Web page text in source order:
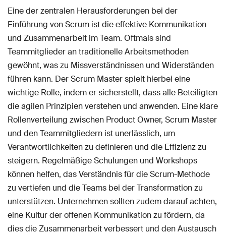
Eine der zentralen Herausforderungen bei der
Einführung von Scrum ist die effektive Kommunikation
und Zusammenarbeit im Team. Oftmals sind
Teammitglieder an traditionelle Arbeitsmethoden
gewöhnt, was zu Missverständnissen und Widerständen
führen kann. Der Scrum Master spielt hierbei eine
wichtige Rolle, indem er sicherstellt, dass alle Beteiligten
die agilen Prinzipien verstehen und anwenden. Eine klare
Rollenverteilung zwischen Product Owner, Scrum Master
und den Teammitgliedern ist unerlässlich, um
Verantwortlichkeiten zu definieren und die Effizienz zu
steigern. Regelmäßige Schulungen und Workshops
können helfen, das Verständnis für die Scrum-Methode
zu vertiefen und die Teams bei der Transformation zu
unterstützen. Unternehmen sollten zudem darauf achten,
eine Kultur der offenen Kommunikation zu fördern, da
dies die Zusammenarbeit verbessert und den Austausch